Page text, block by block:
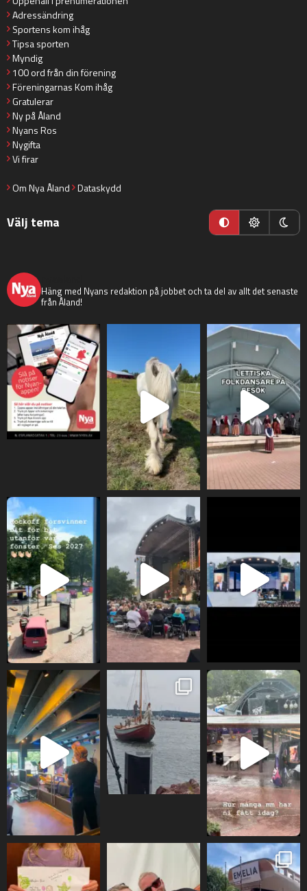
Adressändring
Sportens kom ihåg
Tipsa sporten
Myndig
100 ord från din förening
Föreningarnas Kom ihåg
Gratulerar
Ny på Åland
Nyans Ros
Nygifta
Vi firar
Om Nya Åland Dataskydd
Välj tema
Häng med Nyans redaktion på jobbet och ta del av allt det senaste
från Åland!